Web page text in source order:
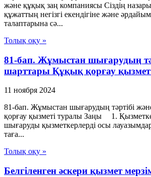
және құқық заң компаниясы Сіздің
құжаттың негізгі екендігіне және
талаптарына сә...
Толық оқу »
81-бап. Жұмыстан шығарудың
шарттары Құқық қорғау
11 ноября 2024
81-бап. Жұмыстан шығарудың тәртібі
қорғау қызметі туралы Заңы 1.
шығаруды қызметкерлерді осы
таға...
Толық оқу »
Белгiленген әскери қызмет